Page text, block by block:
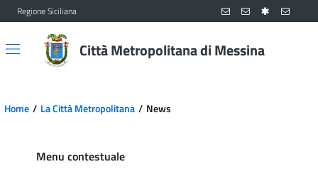
Vai al contenuto principale
Vai al menu principale
Regione Siciliana
Città Metropolitana di Messina
Home La Città Metropolitana News
Menu contestuale